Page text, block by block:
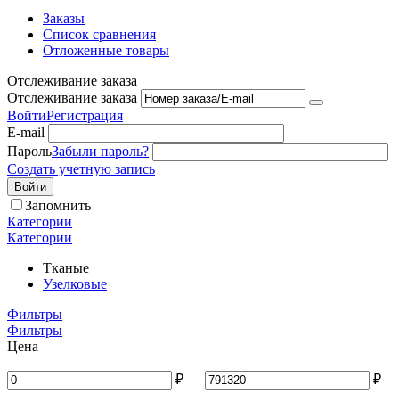
Заказы
Список сравнения
Отложенные товары
Отслеживание заказа
Отслеживание заказа
ВойтиРегистрация
E-mail
ПарольЗабыли пароль?
Создать учетную запись
Войти
Запомнить
Категории
Категории
Тканые
Узелковые
Фильтры
Фильтры
Цена
₽ – ₽